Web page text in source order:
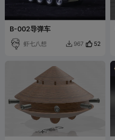
B-002导弹车
虾七八想  967 52